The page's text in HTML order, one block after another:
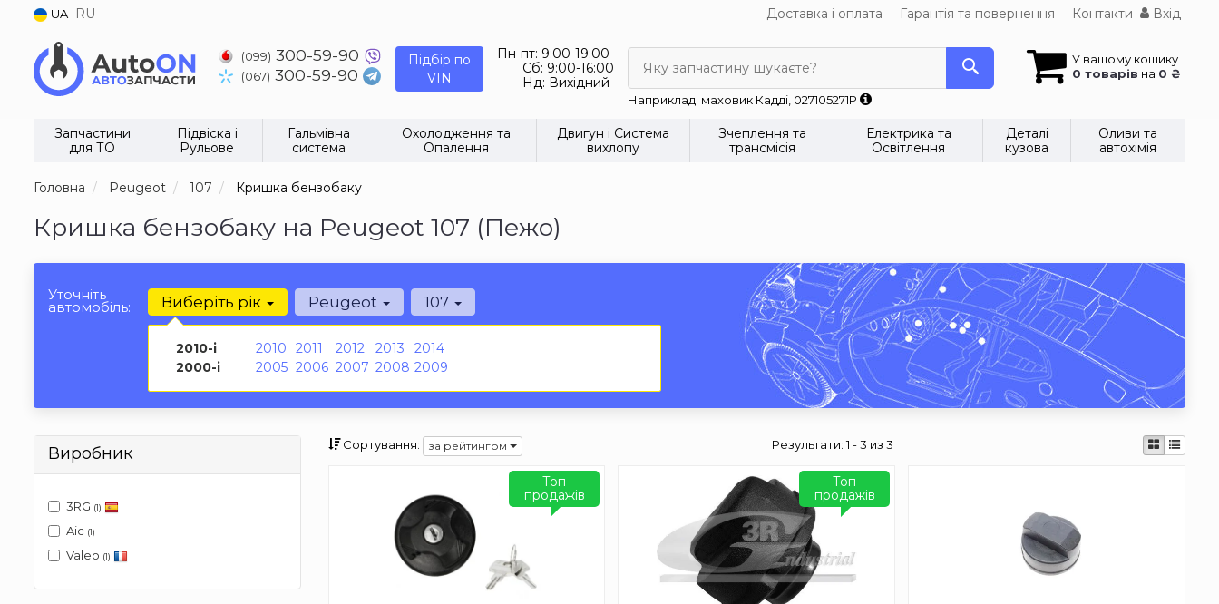
UA RU Доставка і оплата Гарантія та повернення Контакти Вхід
(099) 300-59-90
(067) 300-59-90
Підбір по
VIN
Пн-пт: 9:00-19:00
Сб: 9:00-16:00
Нд: Вихідний
У вашому кошику
0 товарів на 0 ₴
Яку запчастину шукаєте?
Наприклад: маховик Кадді, 027105271P
Запчастини
для ТО
Підвіска і
Рульове
Гальмівна
система
Охолодження та
Опалення
Двигун і Система
вихлопу
Зчеплення та
трансмісія
Електрика та
Освітлення
Деталі
кузова
Оливи та
автохімія
Головна Peugeot 107 Кришка бензобаку
Кришка бензобаку на Peugeot 107 (Пежо)
Уточніть
автомобіль: Виберіть рік
2010-і 2010 2011 2012 2013
2014
2000-і
2005 2006 2007 2008 2009
Peugeot 107
Виробник
3RG (1)
Aic (1)
Valeo (1)
Сортування: за рейтингом Результати:1 - 3 из 3
Топ
продажів
Топ
продажів